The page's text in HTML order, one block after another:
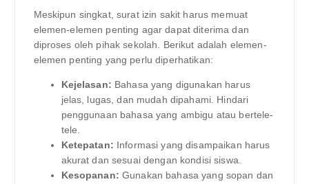
Meskipun singkat, surat izin sakit harus memuat
elemen-elemen penting agar dapat diterima dan
diproses oleh pihak sekolah. Berikut adalah elemen-
elemen penting yang perlu diperhatikan:
Kejelasan: Bahasa yang digunakan harus
jelas, lugas, dan mudah dipahami. Hindari
penggunaan bahasa yang ambigu atau bertele-
tele.
Ketepatan: Informasi yang disampaikan harus
akurat dan sesuai dengan kondisi siswa.
Kesopanan: Gunakan bahasa yang sopan dan